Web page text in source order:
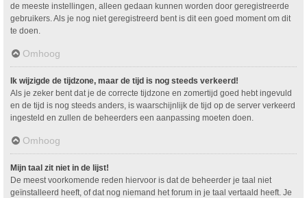
de meeste instellingen, alleen gedaan kunnen worden door geregistreerde
gebruikers. Als je nog niet geregistreerd bent is dit een goed moment om dit
te doen.
Omhoog
Ik wijzigde de tijdzone, maar de tijd is nog steeds verkeerd!
Als je zeker bent dat je de correcte tijdzone en zomertijd goed hebt ingevuld
en de tijd is nog steeds anders, is waarschijnlijk de tijd op de server verkeerd
ingesteld en zullen de beheerders een aanpassing moeten doen.
Omhoog
Mijn taal zit niet in de lijst!
De meest voorkomende reden hiervoor is dat de beheerder je taal niet
geïnstalleerd heeft, of dat nog niemand het forum in je taal vertaald heeft. Je